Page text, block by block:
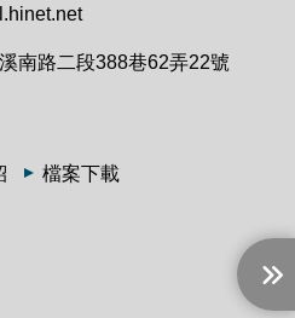
南路二段388巷62弄22號
檔案下載